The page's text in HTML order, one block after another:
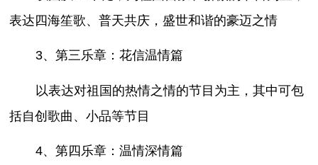
表达四海笙歌、普天共庆，盛世和谐的豪迈之情
3、第三乐章：花信温情篇
以表达对祖国的热情之情的节目为主，其中可包
括自创歌曲、小品等节目
4、第四乐章：温情深情篇